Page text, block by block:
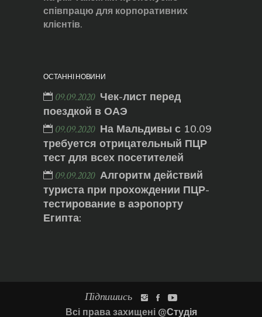
співпрацю для корпоративних
клієнтів.
ОСТАННІ НОВИНИ
09.09.2020 Чек-лист перед
поездкой в ОАЭ
09.09.2020 На Мальдивы с 10.09
требуется отрицательный ПЦР
тест для всех посетителей
09.09.2020 Алгоритм действий
туриста при прохождении ПЦР-
тестирование в аэропорту
Египта:
Підпишись
Всі права захищені @Студія